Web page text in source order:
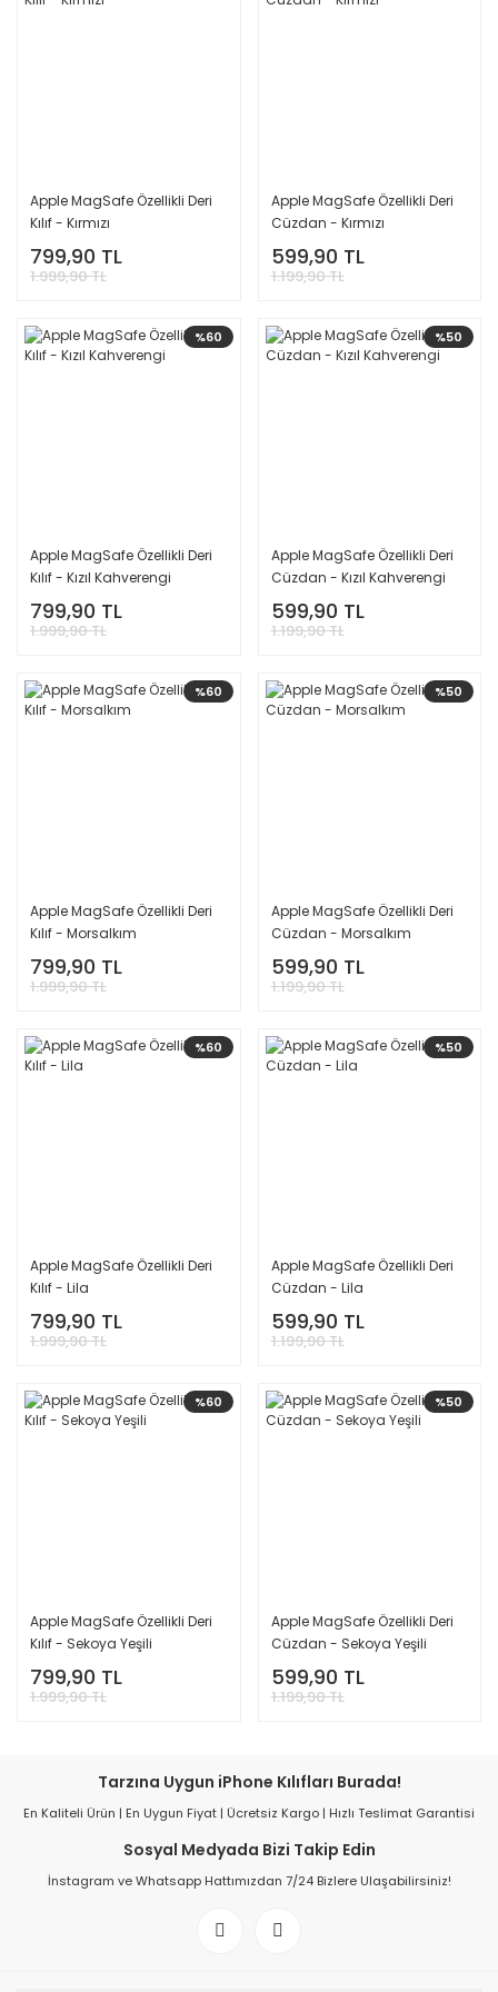
Apple MagSafe Özellikli Deri
Kılıf - Kırmızı
799,90 TL
1.999,90 TL
Apple MagSafe Özellikli Deri
Cüzdan - Kırmızı
599,90 TL
1.199,90 TL
%60
Apple MagSafe Özellikli Deri
Kılıf - Kızıl Kahverengi
799,90 TL
1.999,90 TL
%50
Apple MagSafe Özellikli Deri
Cüzdan - Kızıl Kahverengi
599,90 TL
1.199,90 TL
%60
Apple MagSafe Özellikli Deri
Kılıf - Morsalkım
799,90 TL
1.999,90 TL
%50
Apple MagSafe Özellikli Deri
Cüzdan - Morsalkım
599,90 TL
1.199,90 TL
%60
Apple MagSafe Özellikli Deri
Kılıf - Lila
799,90 TL
1.999,90 TL
%50
Apple MagSafe Özellikli Deri
Cüzdan - Lila
599,90 TL
1.199,90 TL
%60
Apple MagSafe Özellikli Deri
Kılıf - Sekoya Yeşili
799,90 TL
1.999,90 TL
%50
Apple MagSafe Özellikli Deri
Cüzdan - Sekoya Yeşili
599,90 TL
1.199,90 TL
Tarzına Uygun iPhone Kılıfları Burada!
En Kaliteli Ürün | En Uygun Fiyat | Ücretsiz Kargo | Hızlı Teslimat Garantisi
Sosyal Medyada Bizi Takip Edin
İnstagram ve Whatsapp Hattımızdan 7/24 Bizlere Ulaşabilirsiniz!